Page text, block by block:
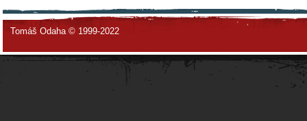
Tomáš Odaha © 1999-2022